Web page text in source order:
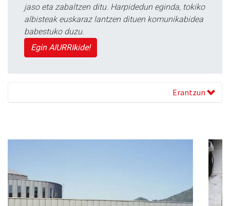
jaso eta zabaltzen ditu. Harpidedun eginda, tokiko
albisteak euskaraz lantzen dituen komunikabidea
babestuko duzu.
Egin AIURRIkide!
Erantzun